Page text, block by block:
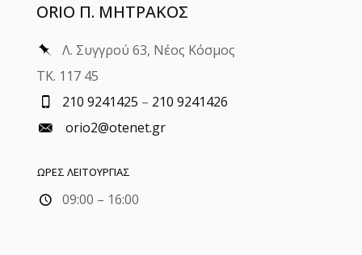
ORIO Π. ΜΗΤΡΑΚΟΣ
Λ. Συγγρού 63, Νέος Κόσμος
ΤΚ. 117 45
210 9241425 – 210 9241426
orio2@otenet.gr
ΩΡΕΣ ΛΕΙΤΟΥΡΓΙΑΣ
09:00 – 16:00